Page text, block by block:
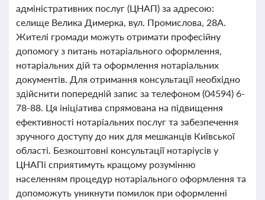
адміністративних послуг (ЦНАП) за адресою:
селище Велика Димерка, вул. Промислова, 28А.
Жителі громади можуть отримати професійну
допомогу з питань нотаріального оформлення,
нотаріальних дій та оформлення нотаріальних
документів. Для отримання консультації необхідно
здійснити попередній запис за телефоном (04594) 6-
78-88. Ця ініціатива спрямована на підвищення
ефективності нотаріальних послуг та забезпечення
зручного доступу до них для мешканців Київської
області. Безкоштовні консультації нотаріусів у
ЦНАПі сприятимуть кращому розумінню
населенням процедур нотаріального оформлення та
допоможуть уникнути помилок при оформленні